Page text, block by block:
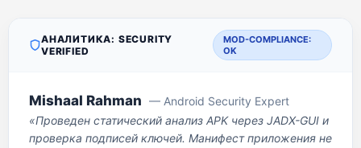
АНАЛИТИКА: SECURITY
VERIFIED
MOD-COMPLIANCE:
OK
Mishaal Rahman — Android Security Expert
«Проведен статический анализ APK через JADX-GUI и
проверка подписей ключей. Манифест приложения не